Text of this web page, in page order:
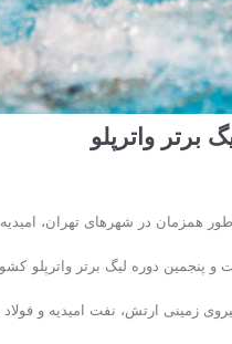
برتر واترپلو
زمینی ارتش، نفت امیدیه و